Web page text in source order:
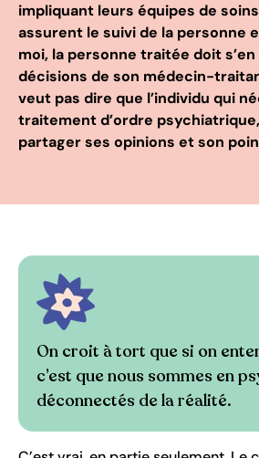
impliquant leurs équipes de
assurent le suivi de la personne
moi, la personne traitée doit
décisions de son médecin-
veut pas dire que l’individu qui
traitement d’ordre
partager ses opinions et son
On croit à tort que si on
c’est que nous sommes en
déconnectés de la réalité.